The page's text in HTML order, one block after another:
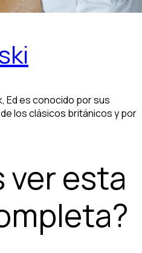
Ed es conocido por sus
los clásicos británicos y por
ver esta